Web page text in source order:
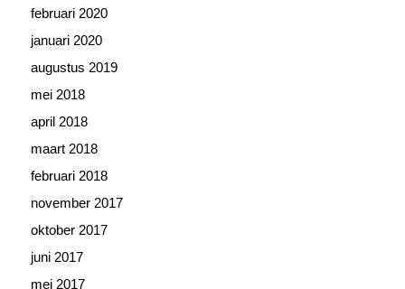
februari 2020
januari 2020
augustus 2019
mei 2018
april 2018
maart 2018
februari 2018
november 2017
oktober 2017
juni 2017
mei 2017